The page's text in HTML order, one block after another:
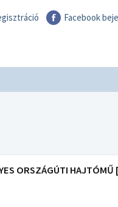
Facebook
ORSZÁGÚTI